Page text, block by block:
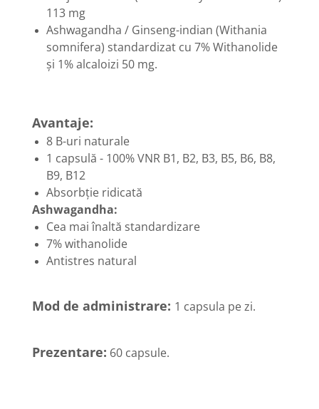
Menopauza
Meteorism
Migrene
Obezitate
Pediatrie
Piele, par si unghii
Pneumonie
Potenta
Prostatită
Reflux Gastro-Esofagian
Remineralizare
Retenție apă
Sinuzită
Sistemul digestiv
113 mg
Ashwagandha / Ginseng-indian (Withania
somnifera) standardizat cu 7% Withanolide
și 1% alcaloizi 50 mg.
Avantaje:
8 B-uri naturale
1 capsulă - 100% VNR B1, B2, B3, B5, B6, B8,
B9, B12
Absorbție ridicată
Ashwagandha:
Cea mai înaltă standardizare
7% withanolide
Antistres natural
Mod de administrare: 1 capsula pe zi.
Prezentare: 60 capsule.